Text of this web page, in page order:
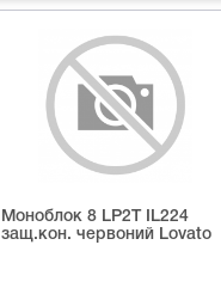
Моноблок 8 LP2T IL224
защ.кон. червоний Lovato